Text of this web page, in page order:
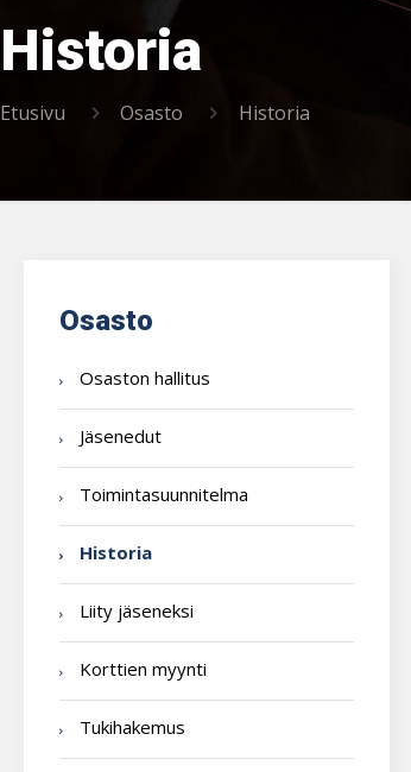
Historia
Etusivu Osasto Historia
Osasto
Osaston hallitus
Jäsenedut
Toimintasuunnitelma
Historia
Liity jäseneksi
Korttien myynti
Tukihakemus